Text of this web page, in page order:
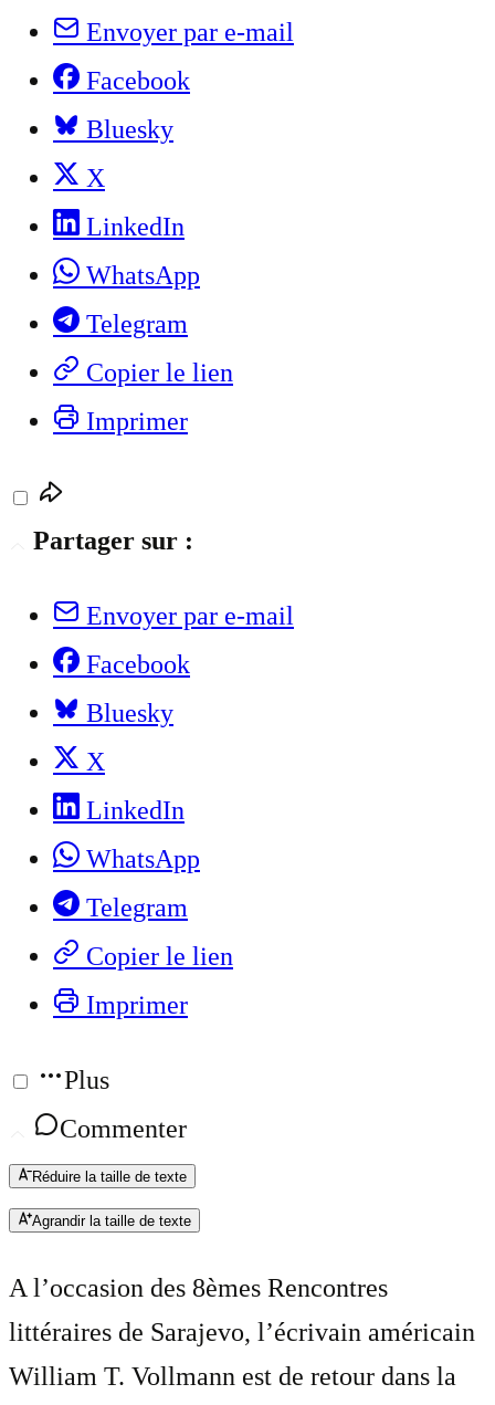
Envoyer par e-mail
Facebook
Bluesky
X
LinkedIn
WhatsApp
Telegram
Copier le lien
Imprimer
Partager sur :
Envoyer par e-mail
Facebook
Bluesky
X
LinkedIn
WhatsApp
Telegram
Copier le lien
Imprimer
Plus
Commenter
Réduire la taille de texte
Agrandir la taille de texte
A l’occasion des 8èmes Rencontres
littéraires de Sarajevo, l’écrivain américain
William T. Vollmann est de retour dans la